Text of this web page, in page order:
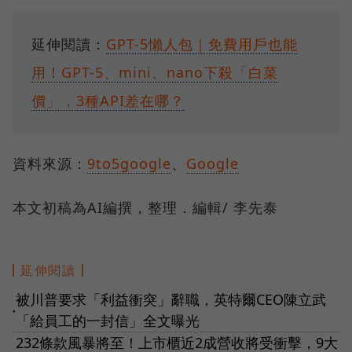
延伸閱讀： GPT-5懶人包｜免費用戶也能
用！GPT-5、mini、nano下殺「白菜
價」，3種API差在哪？
資料來源： 9to5google、 Google
本文初稿為AI編撰，整理．編輯/ 李先泰
延伸閱讀
●
被川普要求「利益衝突」辭職，英特爾CEO陳立武
「給員工的一封信」全文曝光
232條款風暴將至！上市櫃近2成營收將受衝擊，9大